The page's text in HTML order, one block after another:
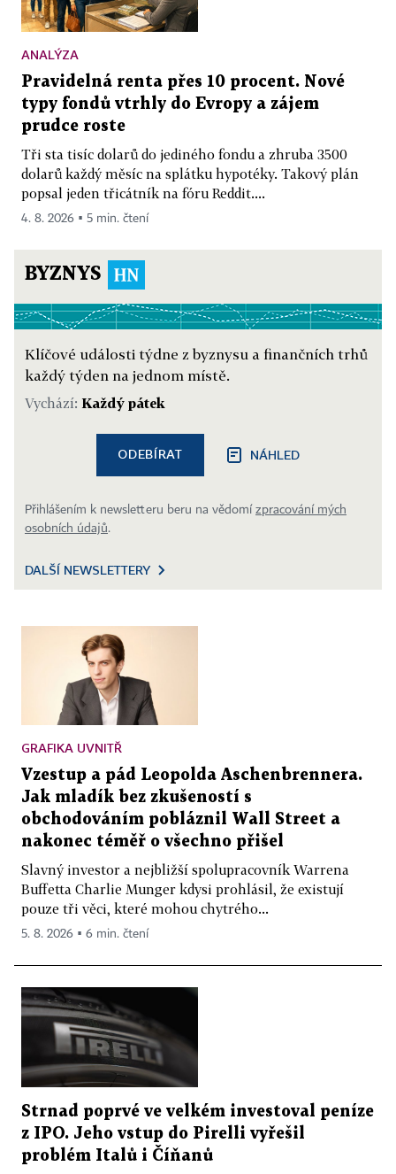
ANALÝZA
Pravidelná renta přes 10 procent. Nové
typy fondů vtrhly do Evropy a zájem
prudce roste
Tři sta tisíc dolarů do jediného fondu a zhruba 3500
dolarů každý měsíc na splátku hypotéky. Takový plán
popsal jeden třicátník na fóru Reddit....
4. 8. 2026 ▪ 5 min. čtení
BYZNYS
Klíčové události týdne z byznysu a finančních trhů
každý týden na jednom místě.
Vychází: Každý pátek
ODEBÍRAT NÁHLED
Přihlášením k newsletteru beru na vědomí zpracování mých
osobních údajů.
DALŠÍ NEWSLETTERY
GRAFIKA UVNITŘ
Vzestup a pád Leopolda Aschenbrennera.
Jak mladík bez zkušeností s
obchodováním pobláznil Wall Street a
nakonec téměř o všechno přišel
Slavný investor a nejbližší spolupracovník Warrena
Buffetta Charlie Munger kdysi prohlásil, že existují
pouze tři věci, které mohou chytrého...
5. 8. 2026 ▪ 6 min. čtení
Strnad poprvé ve velkém investoval peníze
z IPO. Jeho vstup do Pirelli vyřešil
problém Italů i Číňanů